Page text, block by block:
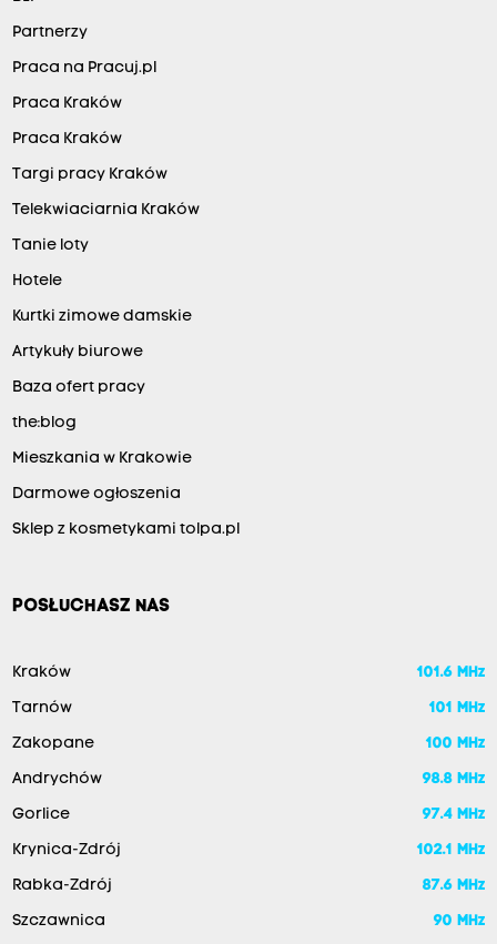
Partnerzy
Praca na Pracuj.pl
Praca Kraków
Praca Kraków
Targi pracy Kraków
Telekwiaciarnia Kraków
Tanie loty
Hotele
Kurtki zimowe damskie
Artykuły biurowe
Baza ofert pracy
the:blog
Mieszkania w Krakowie
Darmowe ogłoszenia
Sklep z kosmetykami tolpa.pl
POSŁUCHASZ NAS
Kraków 101.6 MHz
Tarnów 101 MHz
Zakopane 100 MHz
Andrychów 98.8 MHz
Gorlice 97.4 MHz
Krynica-Zdrój 102.1 MHz
Rabka-Zdrój 87.6 MHz
Szczawnica 90 MHz